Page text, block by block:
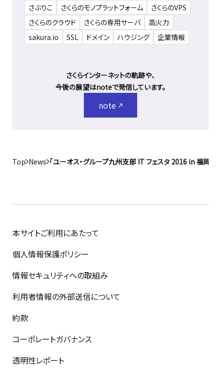
さぶりこ
さくらのモノプラットフォーム
さくらのVPS
さくらのクラウド
さくらの専用サーバ
高火力
sakura.io
SSL ドメイン ハウジング 企業情報
さくらインターネットの軌跡や、
今後の展望はnoteで発信しています。
note
Top News 「ユーオス・グループ九州支部 IT フェスタ 2016 in 福岡サ
本サイトご利用にあたって
個人情報保護ポリシー
情報セキュリティへの取組み
利用者情報の外部送信について
約款
コーポレートガバナンス
透明性レポート